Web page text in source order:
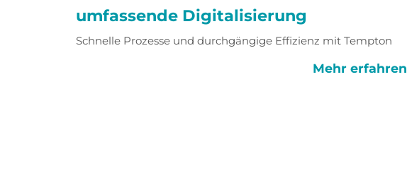
umfassende Digitalisierung
Schnelle Prozesse und durchgängige Effizienz mit Tempton
Mehr erfahren